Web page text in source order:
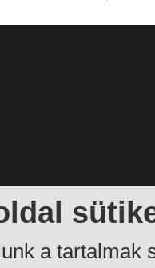
a tartalmak